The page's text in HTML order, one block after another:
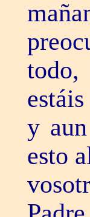
todo,
y
esto